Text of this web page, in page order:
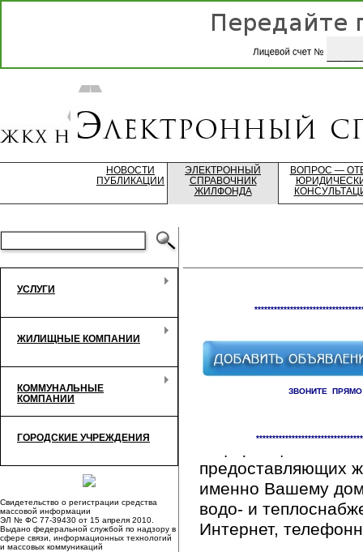
НОВОСТИ
ПУБЛИКАЦИИ
ЭЛЕКТРОННЫЙ
СПРАВОЧНИК
ЖИЛФОНДА
ВОПРОС —
УСЛУГИ
ЖИЛИЩНЫЕ КОМПАНИИ
КОММУНАЛЬНЫЕ
КОМПАНИИ
ГОРОДСКИЕ УЧРЕЖДЕНИЯ
Свидетельство о регистрации средства
массовой информации
ЭЛ № ФС 77-39430 от 15 апреля 2010.
Выдано федеральной службой по надзору в
сфере связи, информационных технологий
и массовых коммуникаций
ЗВОНИТЕ
предоставляющих
именно Вашему
водо- и
Интернет,